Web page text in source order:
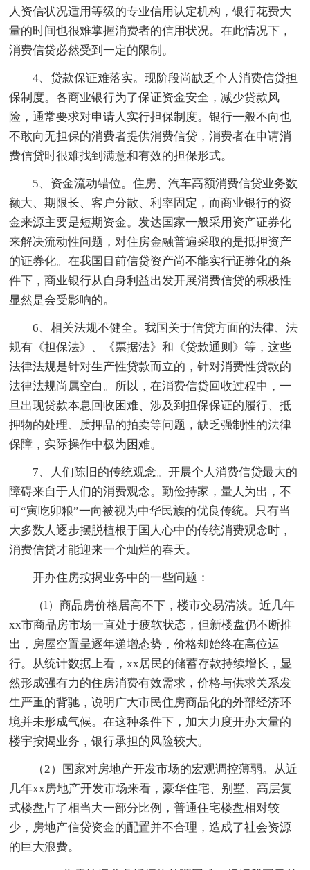
人资信状况适用等级的专业信用认定机构，银行花费大
量的时间也很难掌握消费者的信用状况。在此情况下，
消费信贷必然受到一定的限制。
4、贷款保证难落实。现阶段尚缺乏个人消费信贷担
保制度。各商业银行为了保证资金安全，减少贷款风
险，通常要求对申请人实行担保制度。银行一般不向也
不敢向无担保的消费者提供消费信贷，消费者在申请消
费信贷时很难找到满意和有效的担保形式。
5、资金流动错位。住房、汽车高额消费信贷业务数
额大、期限长、客户分散、利率固定，而商业银行的资
金来源主要是短期资金。发达国家一般采用资产证券化
来解决流动性问题，对住房金融普遍采取的是抵押资产
的证券化。在我国目前信贷资产尚不能实行证券化的条
件下，商业银行从自身利益出发开展消费信贷的积极性
显然是会受影响的。
6、相关法规不健全。我国关于信贷方面的法律、法
规有《担保法》、《票据法》和《贷款通则》等，这些
法律法规是针对生产性贷款而立的，针对消费性贷款的
法律法规尚属空白。所以，在消费信贷回收过程中，一
旦出现贷款本息回收困难、涉及到担保保证的履行、抵
押物的处理、质押品的拍卖等问题，缺乏强制性的法律
保障，实际操作中极为困难。
7、人们陈旧的传统观念。开展个人消费信贷最大的
障碍来自于人们的消费观念。勤俭持家，量人为出，不
可“寅吃卯粮”一向被视为中华民族的优良传统。只有当
大多数人逐步摆脱植根于国人心中的传统消费观念时，
消费信贷才能迎来一个灿烂的春天。
开办住房按揭业务中的一些问题：
（l）商品房价格居高不下，楼市交易清淡。近几年
xx市商品房市场一直处于疲软状态，但新楼盘仍不断推
出，房屋空置呈逐年递增态势，价格却始终在高位运
行。从统计数据上看，xx居民的储蓄存款持续增长，显
然形成强有力的住房消费有效需求，价格与供求关系发
生严重的背驰，说明广大市民住房商品化的外部经济环
境并未形成气候。在这种条件下，加大力度开办大量的
楼宇按揭业务，银行承担的风险较大。
（2）国家对房地产开发市场的宏观调控薄弱。从近
几年xx房地产开发市场来看，豪华住宅、别墅、高层复
式楼盘占了相当大一部分比例，普通住宅楼盘相对较
少，房地产信贷资金的配置并不合理，造成了社会资源
的巨大浪费。